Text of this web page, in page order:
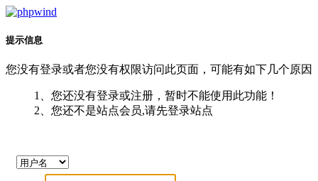
提示信息
您没有登录或者您没有权限访问此页面，可能有如下几个原因
1、您还没有登录或注册，暂时不能使用此功能！
2、您还不是站点会员,请先登录站点